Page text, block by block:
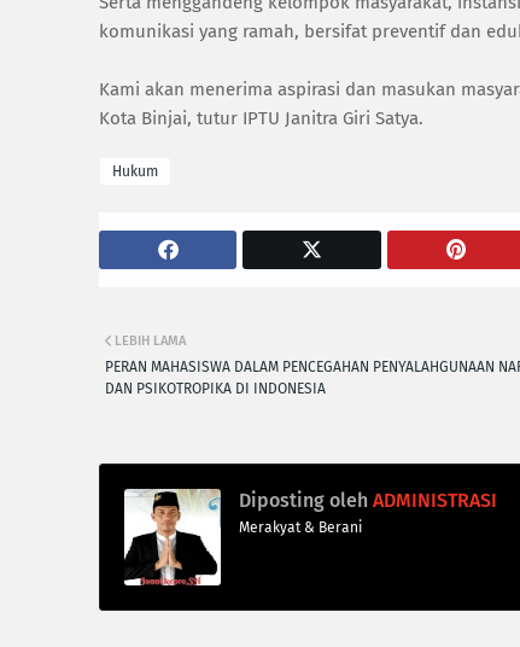
komunikasi yang ramah, bersifat preventif dan
Kami akan menerima aspirasi dan masukan
Kota Binjai, tutur IPTU Janitra Giri Satya.
Hukum
LEBIH LAMA
PERAN MAHASISWA DALAM PENCEGAHAN PENYALAHGUNAAN
DAN PSIKOTROPIKA DI INDONESIA
Diposting oleh ADMINISTRASI
Merakyat & Berani